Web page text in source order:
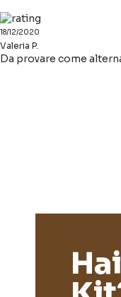
18/12/2020
Valeria P.
Da provare come